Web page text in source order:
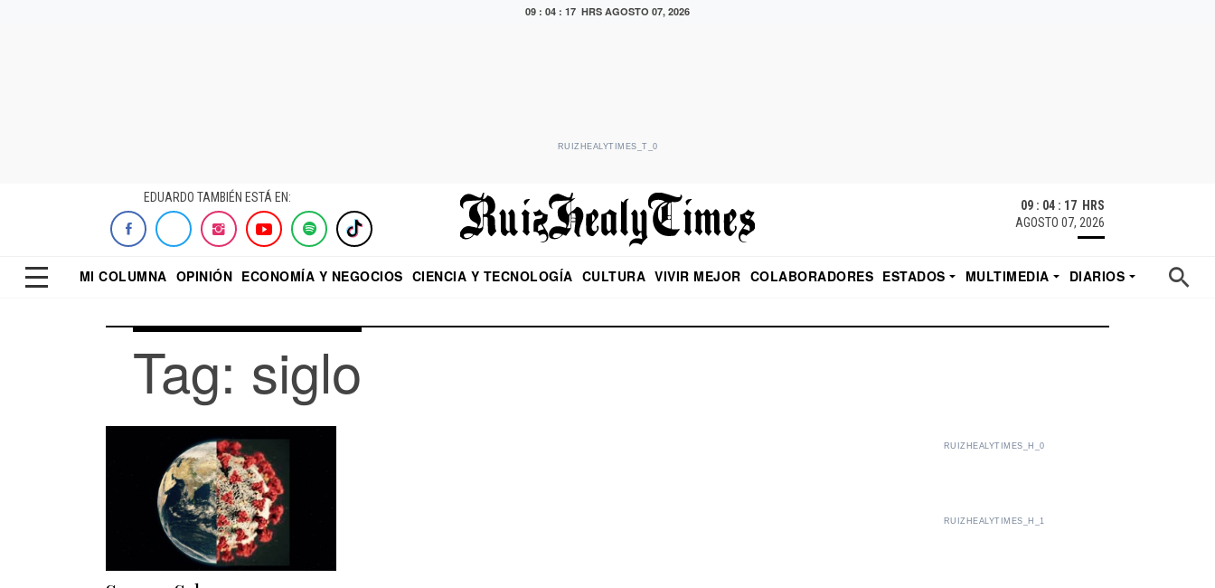
09 : 04 : 17 HRS AGOSTO 07, 2026
RUIZHEALYTIMES_T_0
EDUARDO TAMBIÉN ESTÁ EN:
09 : 04 : 17 HRS
AGOSTO 07, 2026
MI COLUMNA OPINIÓN ECONOMÍA Y NEGOCIOS CIENCIA Y TECNOLOGÍA CULTURA VIVIR MEJOR COLABORADORES ESTADOS MULTIMEDIA
DIARIOS
Tag: siglo
RUIZHEALYTIMES_H_0
RUIZHEALYTIMES_H_1